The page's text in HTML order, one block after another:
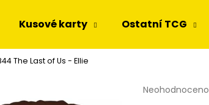
Kusové karty Ostatní TCG
The Last of Us - Ellie
Průměrné
Neohodnoceno
Co potřebujete najít?